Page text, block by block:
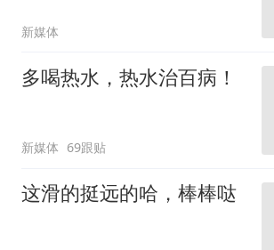
新媒体
多喝热水，热水治百病！
新媒体 69跟贴
这滑的挺远的哈，棒棒哒